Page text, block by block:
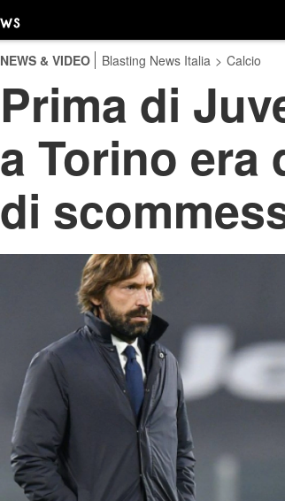
NEWS & VIDEO Blasting News Italia > Calcio
Prima di
a Torino era
di